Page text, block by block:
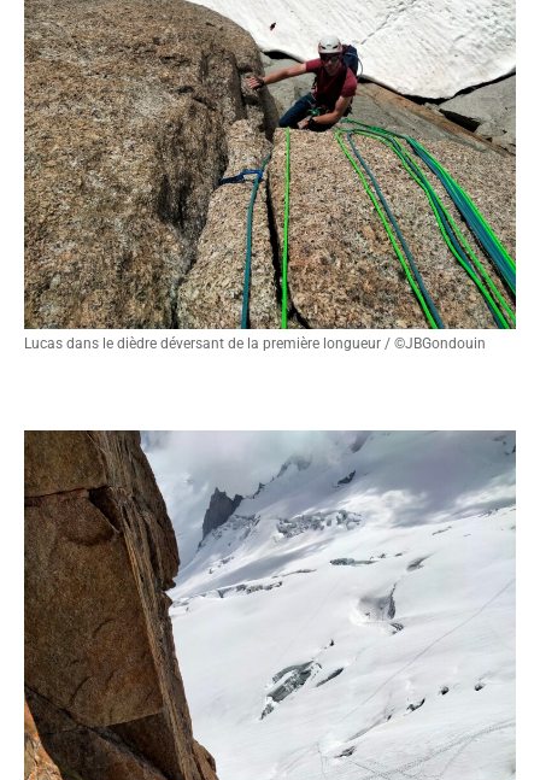
Lucas dans le dièdre déversant de la première longueur / ©JBGondouin